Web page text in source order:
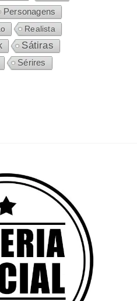
Personagens
Realista
Sátiras
Sérires